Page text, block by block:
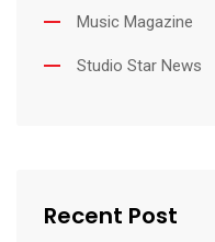
Music Magazine
Studio Star News
Recent Post